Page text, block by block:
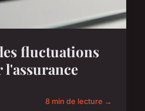
fluctuations
8 min de lecture →